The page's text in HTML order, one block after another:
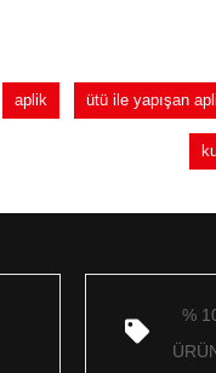
aplik ütü ile yapışan
%